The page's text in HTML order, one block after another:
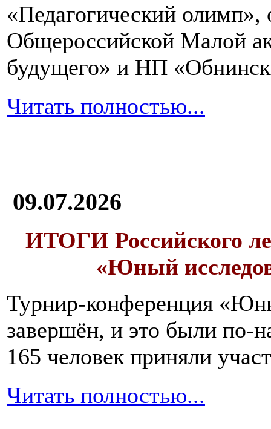
«Педагогический олимп»,
Общероссийской Малой
будущего» и НП
Читать полностью...
09.07.2026
ИТОГИ Российского
«Юный
Турнир-конференция
завершён, и это были по-
165 человек приняли
Читать полностью...